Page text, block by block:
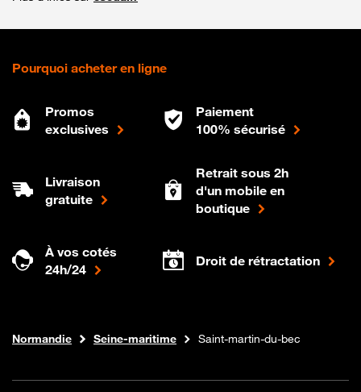
Pourquoi acheter en ligne
Promos
exclusives
Paiement
100% sécurisé
Livraison
gratuite
Retrait sous 2h
d'un mobile en
boutique
À vos cotés
24h/24
Droit de rétractation
Boutique Orange
Internet fibre
Normandie Seine-maritime Saint-martin-du-bec